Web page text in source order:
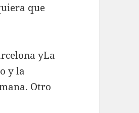
que
yLa
y la
Otro